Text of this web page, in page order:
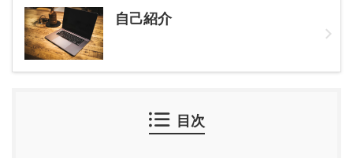
自己紹介
目次